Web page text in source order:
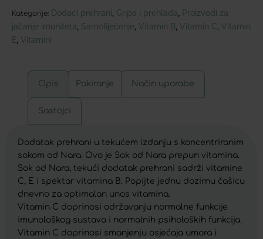
Kategorije: Dodaci prehrani Gripa i prehlada Proizvodi za
jačanje imuniteta Samoliječenje Vitamin B Vitamin C
Vitamin
E Vitamini
Opis Pakiranje Način uporabe
Sastojci
Dodatak prehrani u tekućem izdanju s koncentriranim
sokom od Nara. Ovo je Sok od Nara prepun vitamina.
Sok od Nara, tekući dodatak prehrani sadrži vitamine
C, E i spektar vitamina B. Popijte jednu dozirnu čašicu
dnevno za optimalan unos vitamina.
Vitamin C doprinosi održavanju normalne funkcije
imunološkog sustava i normalnih psiholoških funkcija.
Vitamin C doprinosi smanjenju osjećaja umora i